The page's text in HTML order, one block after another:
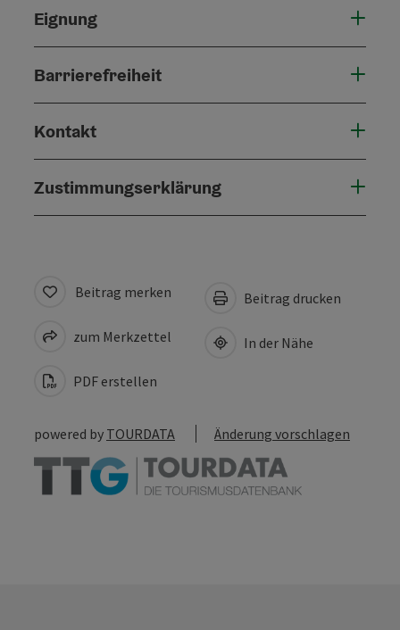
Eignung
Barrierefreiheit
Kontakt
Zustimmungserklärung
Beitrag merken
zum Merkzettel
PDF erstellen
Beitrag drucken
In der Nähe
powered by TOURDATA Änderung vorschlagen